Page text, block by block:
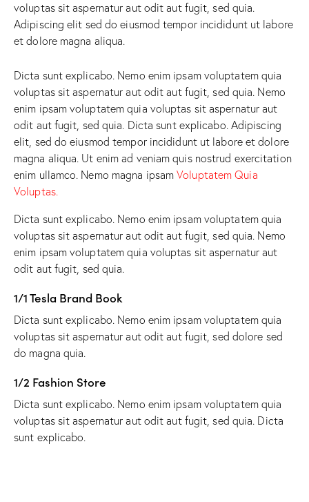
voluptas sit aspernatur aut odit aut fugit, sed quia.
Adipiscing elit sed do eiusmod tempor incididunt ut labore
et dolore magna aliqua.
Dicta sunt explicabo. Nemo enim ipsam voluptatem quia
voluptas sit aspernatur aut odit aut fugit, sed quia. Nemo
enim ipsam voluptatem quia voluptas sit aspernatur aut
odit aut fugit, sed quia. Dicta sunt explicabo. Adipiscing
elit, sed do eiusmod tempor incididunt ut labore et dolore
magna aliqua. Ut enim ad veniam quis nostrud exercitation
enim ullamco. Nemo magna ipsamVoluptatem Quia
Voluptas.
Dicta sunt explicabo. Nemo enim ipsam voluptatem quia
voluptas sit aspernatur aut odit aut fugit, sed quia. Nemo
enim ipsam voluptatem quia voluptas sit aspernatur aut
odit aut fugit, sed quia.
1/1 Tesla Brand Book
Dicta sunt explicabo. Nemo enim ipsam voluptatem quia
voluptas sit aspernatur aut odit aut fugit, sed dolore sed
do magna quia.
1/2 Fashion Store
Dicta sunt explicabo. Nemo enim ipsam voluptatem quia
voluptas sit aspernatur aut odit aut fugit, sed quia. Dicta
sunt explicabo.